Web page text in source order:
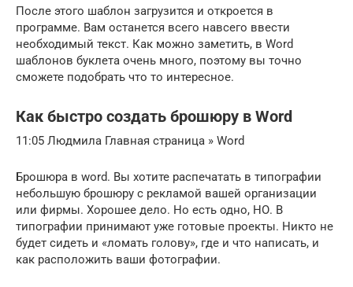
После этого шаблон загрузится и откроется в
программе. Вам останется всего навсего ввести
необходимый текст. Как можно заметить, в Word
шаблонов буклета очень много, поэтому вы точно
сможете подобрать что то интересное.
Как быстро создать брошюру в Word
11:05 Людмила Главная страница » Word
Брошюра в word. Вы хотите распечатать в типографии
небольшую брошюру с рекламой вашей организации
или фирмы. Хорошее дело. Но есть одно, НО. В
типографии принимают уже готовые проекты. Никто не
будет сидеть и «ломать голову», где и что написать, и
как расположить ваши фотографии.